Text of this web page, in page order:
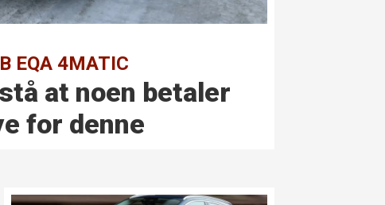
EQA 4MATIC
at noen betaler
for denne